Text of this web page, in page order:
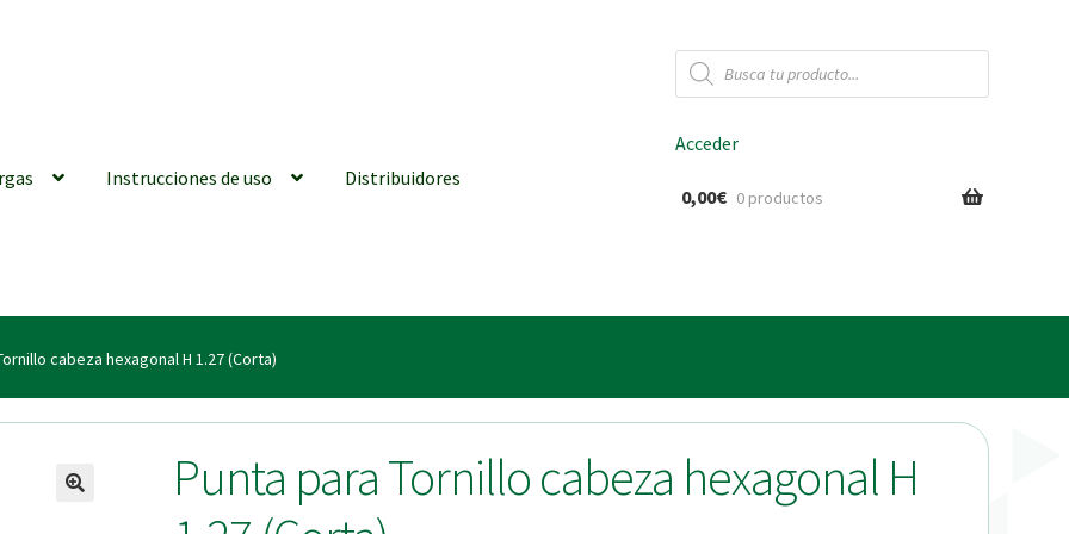
Búsqueda
de
productos
Instrucciones de uso Distribuidores
generales Conexiones CAD CAM
| Tienda Online!
Acceder
0,00€ 0 productos
cabeza hexagonal H 1.27 (Corta)
Punta para Tornillo cabeza hexagonal H